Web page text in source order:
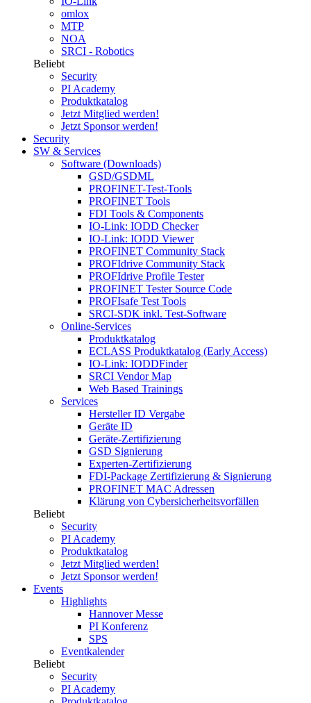
omlox
MTP
NOA
SRCI - Robotics
Beliebt
Security
PI Academy
Produktkatalog
Jetzt Mitglied werden!
Jetzt Sponsor werden!
Security
SW & Services
Software (Downloads)
GSD/GSDML
PROFINET-Test-Tools
PROFINET Tools
FDI Tools & Components
IO-Link: IODD Checker
IO-Link: IODD Viewer
PROFINET Community Stack
PROFIdrive Community Stack
PROFIdrive Profile Tester
PROFINET Tester Source Code
PROFIsafe Test Tools
SRCI-SDK inkl. Test-Software
Online-Services
Produktkatalog
ECLASS Produktkatalog (Early Access)
IO-Link: IODDFinder
SRCI Vendor Map
Web Based Trainings
Services
Hersteller ID Vergabe
Geräte ID
Geräte-Zertifizierung
GSD Signierung
Experten-Zertifizierung
FDI-Package Zertifizierung & Signierung
PROFINET MAC Adressen
Klärung von Cybersicherheitsvorfällen
Beliebt
Security
PI Academy
Produktkatalog
Jetzt Mitglied werden!
Jetzt Sponsor werden!
Events
Highlights
Hannover Messe
PI Konferenz
SPS
Eventkalender
Beliebt
Security
PI Academy